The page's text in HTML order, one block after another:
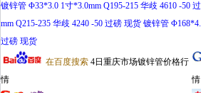
镀锌管 Φ33*3.0 1寸*3.0mm Q195-215 华歧 4610 -50
mm Q215-235 华歧 4240 -50 过磅 现货 镀锌管
过磅 现货
在百度搜索 4日重庆市场镀锌管价格行
情
情